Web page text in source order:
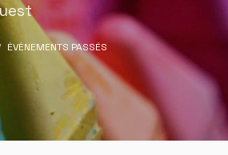
ÉVÈNEMENTS PASSÉS